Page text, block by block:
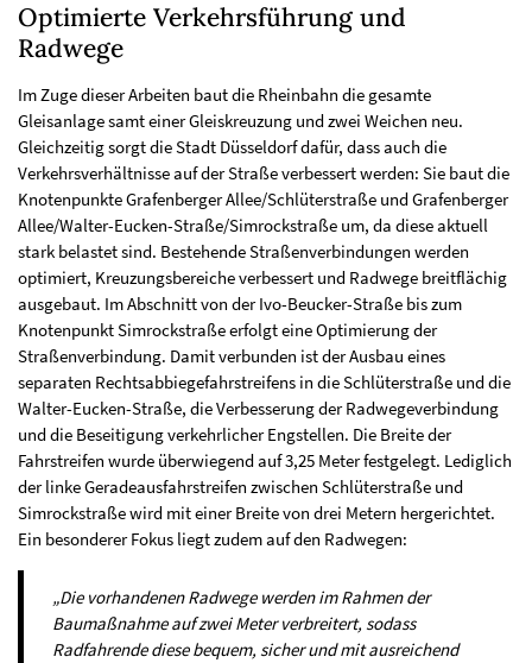
Optimierte Verkehrsführung und
Radwege
Im Zuge dieser Arbeiten baut die Rheinbahn die gesamte
Gleisanlage samt einer Gleiskreuzung und zwei Weichen neu.
Gleichzeitig sorgt die Stadt Düsseldorf dafür, dass auch die
Verkehrsverhältnisse auf der Straße verbessert werden: Sie baut die
Knotenpunkte Grafenberger Allee/Schlüterstraße und Grafenberger
Allee/Walter-Eucken-Straße/Simrockstraße um, da diese aktuell
stark belastet sind. Bestehende Straßenverbindungen werden
optimiert, Kreuzungsbereiche verbessert und Radwege breitflächig
ausgebaut. Im Abschnitt von der Ivo-Beucker-Straße bis zum
Knotenpunkt Simrockstraße erfolgt eine Optimierung der
Straßenverbindung. Damit verbunden ist der Ausbau eines
separaten Rechtsabbiegefahrstreifens in die Schlüterstraße und die
Walter-Eucken-Straße, die Verbesserung der Radwegeverbindung
und die Beseitigung verkehrlicher Engstellen. Die Breite der
Fahrstreifen wurde überwiegend auf 3,25 Meter festgelegt. Lediglich
der linke Geradeausfahrstreifen zwischen Schlüterstraße und
Simrockstraße wird mit einer Breite von drei Metern hergerichtet.
Ein besonderer Fokus liegt zudem auf den Radwegen:
„Die vorhandenen Radwege werden im Rahmen der
Baumaßnahme auf zwei Meter verbreitert, sodass
Radfahrende diese bequem, sicher und mit ausreichend